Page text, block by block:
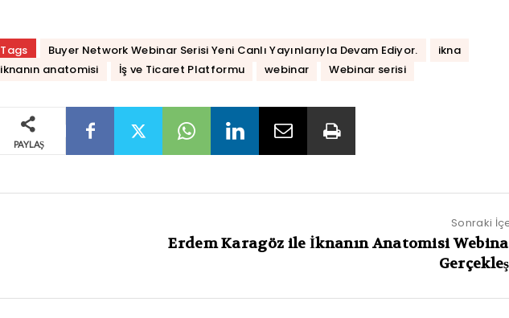
Tags Buyer Network Webinar Serisi Yeni Canlı Yayınlarıyla Devam Ediyor.
ikna
iknanın anatomisi
İş ve Ticaret Platformu webinar Webinar serisi
PAYLAŞ
Sonraki
Erdem Karagöz ile İknanın Anatomisi